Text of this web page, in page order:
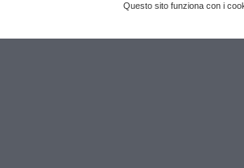
Questo sito funziona con i